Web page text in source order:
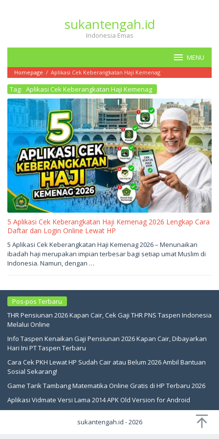
sukantengah.id
Indonesia Emas
MENU
Homepage / Aplikasi Cek Keberangkatan Haji Kemenag
Tag: Aplikasi Cek Keberangkatan Haji Kemenag
5 Aplikasi Cek Keberangkatan Haji Kemenag 2026 Lengkap Cara
Daftar dan Login Online Lewat HP
Mei
13,
2026
oleh
sukantengah
5 Aplikasi Cek Keberangkatan Haji Kemenag 2026 – Menunaikan
ibadah haji merupakan impian terbesar bagi setiap umat Muslim di
Indonesia. Namun, dengan …
Pos-pos Terbaru
THR Pensiunan 2026 Kapan Cair, Cek Gaji THR PNS Taspen Indonesia
Melalui Online
Info Taspen Kenaikan Gaji Pensiunan 2026 Kapan Cair, Dibayarkan
Hari Ini PT Taspen Terbaru
Cara Cek PKH Lewat HP Sudah Cair atau Belum 2026 Ambil Bantuan
Sosial Sekarang!
Game Tarik Tambang Matematika Online Gratis di HP Terbaru 2026
Aplikasi Vidmate Versi Lama 2014 APK Old Version for Android
sukantengah.id - 2026